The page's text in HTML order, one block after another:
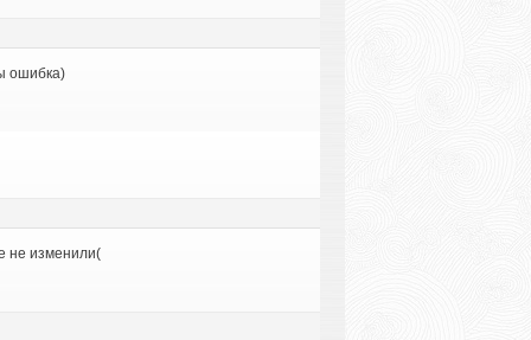
ошибка)
не изменили(